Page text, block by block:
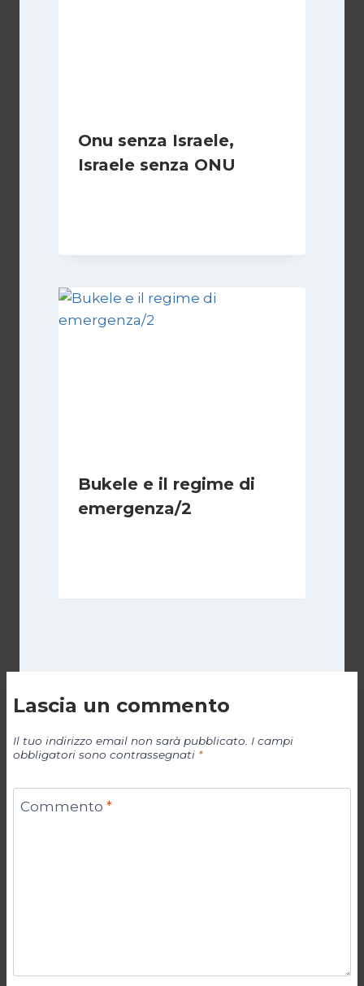
Onu senza Israele,
Israele senza ONU
Bukele e il regime di
emergenza/2
Lascia un commento
Il tuo indirizzo email non sarà pubblicato. I campi
obbligatori sono contrassegnati *
Commento *